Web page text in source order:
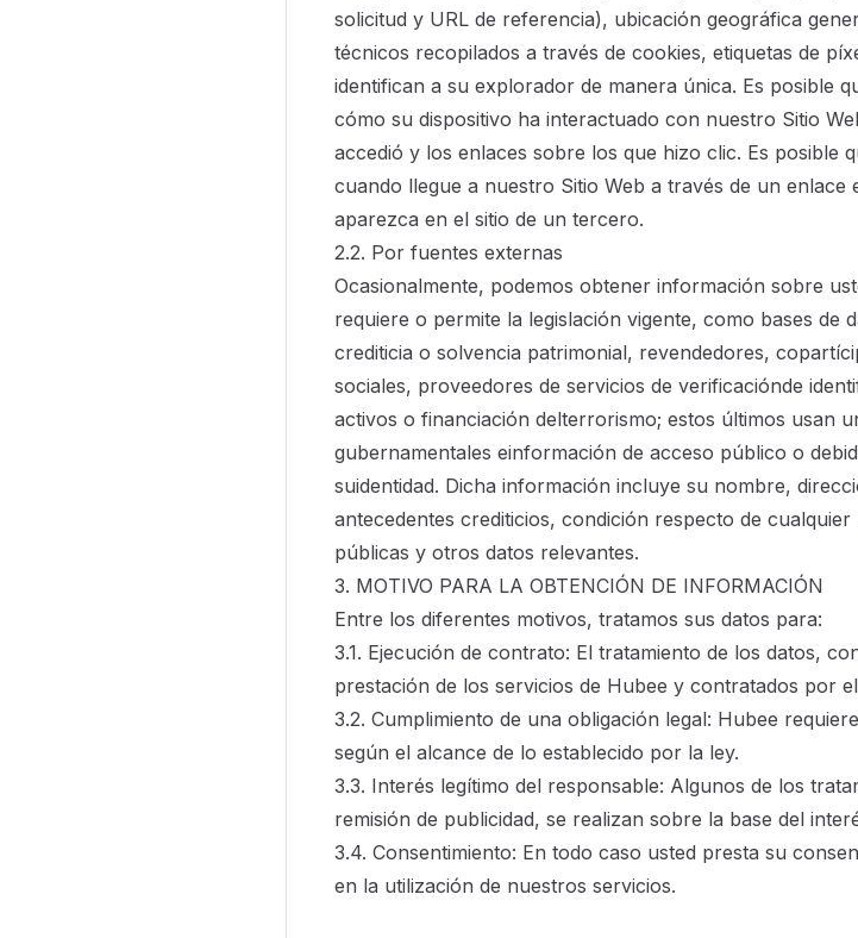
solicitud y URL de referencia), ubicación geográfica
técnicos recopilados a través de cookies, etiquetas de
identifican a su explorador de manera única. Es posible
cómo su dispositivo ha interactuado con nuestro Sitio
accedió y los enlaces sobre los que hizo clic. Es posible
cuando llegue a nuestro Sitio Web a través de un
aparezca en el sitio de un tercero.
2.2. Por fuentes externas
Ocasionalmente, podemos obtener información sobre
requiere o permite la legislación vigente, como bases de
crediticia o solvencia patrimonial, revendedores,
sociales, proveedores de servicios de verificaciónde
activos o financiación delterrorismo; estos últimos usan
gubernamentales einformación de acceso público o
suidentidad. Dicha información incluye su nombre,
antecedentes crediticios, condición respecto de
públicas y otros datos relevantes.
3. MOTIVO PARA LA OBTENCIÓN DE INFORMACIÓN
Entre los diferentes motivos, tratamos sus datos para:
3.1. Ejecución de contrato: El tratamiento de los datos,
prestación de los servicios de Hubee y contratados por
3.2. Cumplimiento de una obligación legal: Hubee
según el alcance de lo establecido por la ley.
3.3. Interés legítimo del responsable: Algunos de los
remisión de publicidad, se realizan sobre la base del
3.4. Consentimiento: En todo caso usted presta su
en la utilización de nuestros servicios.